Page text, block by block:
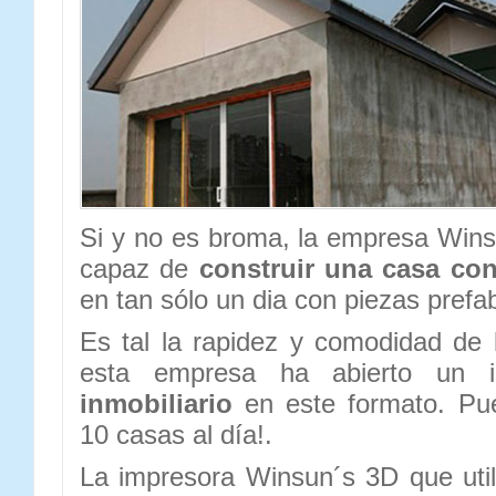
Si y no es broma, la empresa
capaz de construir una casa
en tan sólo un dia con piezas
Es tal la rapidez y comodidad de
esta empresa ha abierto un
inmobiliario en este formato.
10 casas al día!.
La impresora Winsun´s 3D que